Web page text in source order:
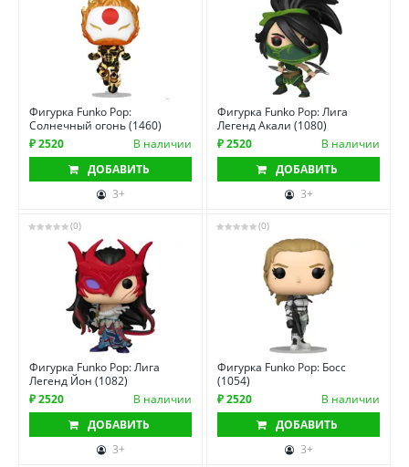
Фигурка Funko Pop:
Солнечный огонь (1460)
₽ 2520
В наличии
ДОБАВИТЬ
3+
Фигурка Funko Pop: Лига
Легенд Акали (1080)
₽ 2520
В наличии
ДОБАВИТЬ
3+
(0)
Фигурка Funko Pop: Лига
Легенд Йон (1082)
₽ 2520
В наличии
ДОБАВИТЬ
3+
(0)
Фигурка Funko Pop: Босс
(1054)
₽ 2520
В наличии
ДОБАВИТЬ
3+